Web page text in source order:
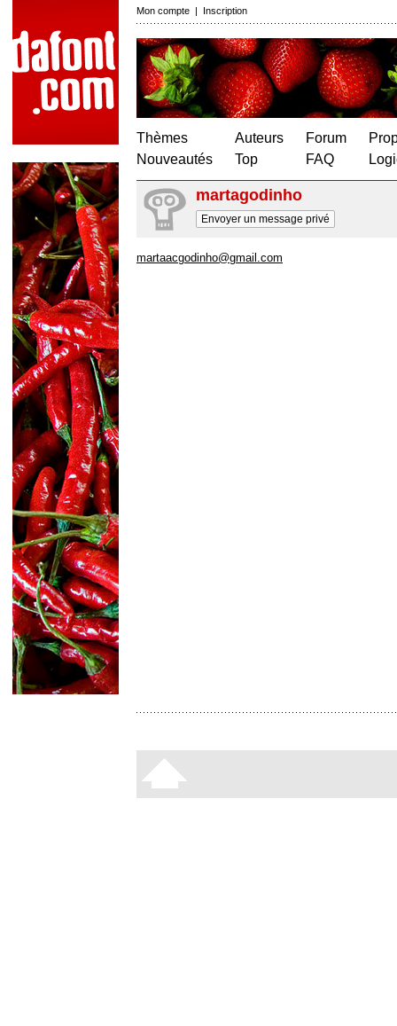
Mon compte | Inscription
Thèmes
Nouveautés
Auteurs
Top
Forum
FAQ
martagodinho
Envoyer un message privé
martaacgodinho@gmail.com